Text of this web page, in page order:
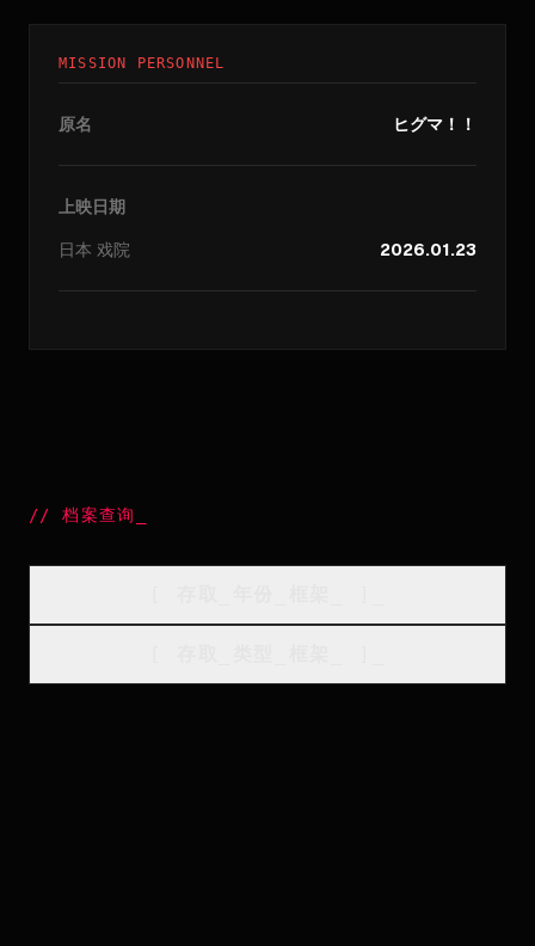
MISSION PERSONNEL
原名 ヒグマ！！
上映日期
日本 戏院 2026.01.23
//档案查询